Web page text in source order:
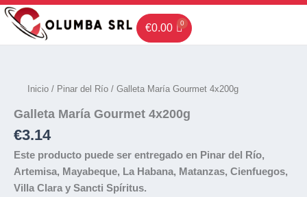
Ir
contenido
€0.00
Inicio / Pinar del Río / Galleta María Gourmet 4x200g
Galleta María Gourmet 4x200g
€3.14
Este producto puede ser entregado en Pinar del Río,
Artemisa, Mayabeque, La Habana, Matanzas, Cienfuegos,
Villa Clara y Sancti Spíritus.